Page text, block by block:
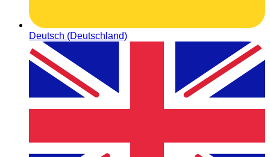
Deutsch (Deutschland)